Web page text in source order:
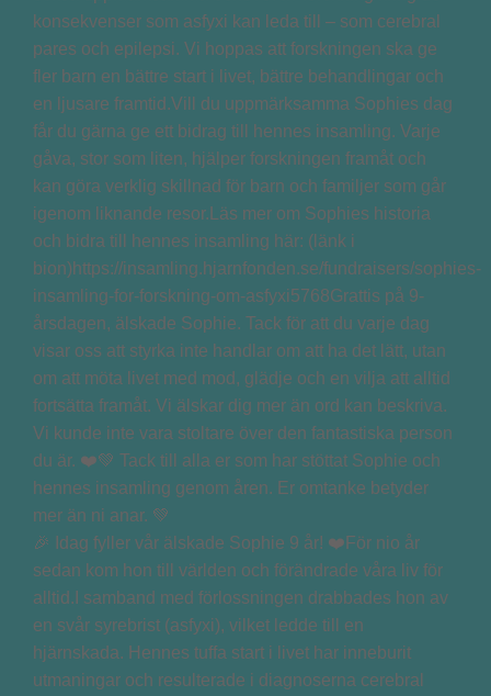
🎉 Idag fyller vår älskade Sophie 9 år! ❤️För nio år
sedan kom hon till världen och förändrade våra liv för
alltid.I samband med förlossningen drabbades hon av
en svår syrebrist (asfyxi), vilket ledde till en
hjärnskada. Hennes tuffa start i livet har inneburit
utmaningar och resulterade i diagnoserna cerebral